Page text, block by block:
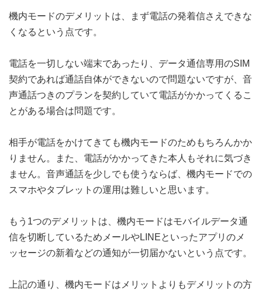
機内モードのデメリットは、まず電話の発着信さえできな
くなるという点です。
電話を一切しない端末であったり、データ通信専用のSIM
契約であれば通話自体ができないので問題ないですが、音
声通話つきのプランを契約していて電話がかかってくるこ
とがある場合は問題です。
相手が電話をかけてきても機内モードのためもちろんかか
りません。また、電話がかかってきた本人もそれに気づき
ません。音声通話を少しでも使うならば、機内モードでの
スマホやタブレットの運用は難しいと思います。
もう1つのデメリットは、機内モードはモバイルデータ通
信を切断しているためメールやLINEといったアプリのメ
ッセージの新着などの通知が一切届かないという点です。
上記の通り、機内モードはメリットよりもデメリットの方